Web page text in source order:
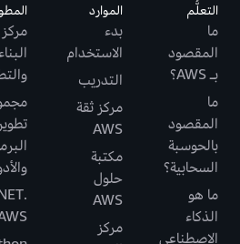
التعلُّم
ما
المقصود
بـ AWS؟
ما
المقصود
بالحوسبة
السحابية؟
ما هو
الذكاء
الاصطناعي
الموارد
بدء
الاستخدام
التدريب
مركز ثقة
AWS
مكتبة
حلول
AWS
مركز
مركز
البناء
تطوير